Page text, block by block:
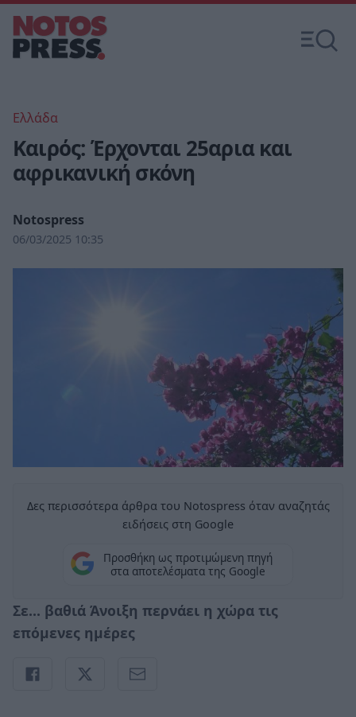
Ελλάδα
Καιρός: Έρχονται 25αρια και
αφρικανική σκόνη
Notospress
06/03/2025 10:35
Δες περισσότερα άρθρα του Notospress όταν αναζητάς
ειδήσεις στη Google
Προσθήκη ως προτιμώμενη πηγή
στα αποτελέσματα της Google
Σε... βαθιά Άνοιξη περνάει η χώρα τις
επόμενες ημέρες